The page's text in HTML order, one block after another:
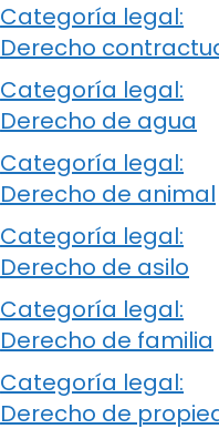
Categoría legal:
Derecho
Categoría legal:
Derecho de agua
Categoría legal:
Derecho de animal
Categoría legal:
Derecho de asilo
Categoría legal:
Derecho de familia
Categoría legal:
Derecho de